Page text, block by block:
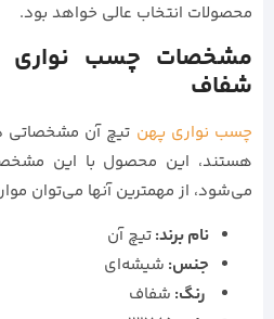
محصولات انتخاب عالی خواهد بود.
مشخصات چسب نواری
شفاف
چسب نواری پهن تیچ آن مشخصاتی
هستند، این محصول با این
می‌شود، از مهمترین آنها می‌توان
نام برند:تیچ آن
جنس: شیشه‌ای
رنگ: شفاف